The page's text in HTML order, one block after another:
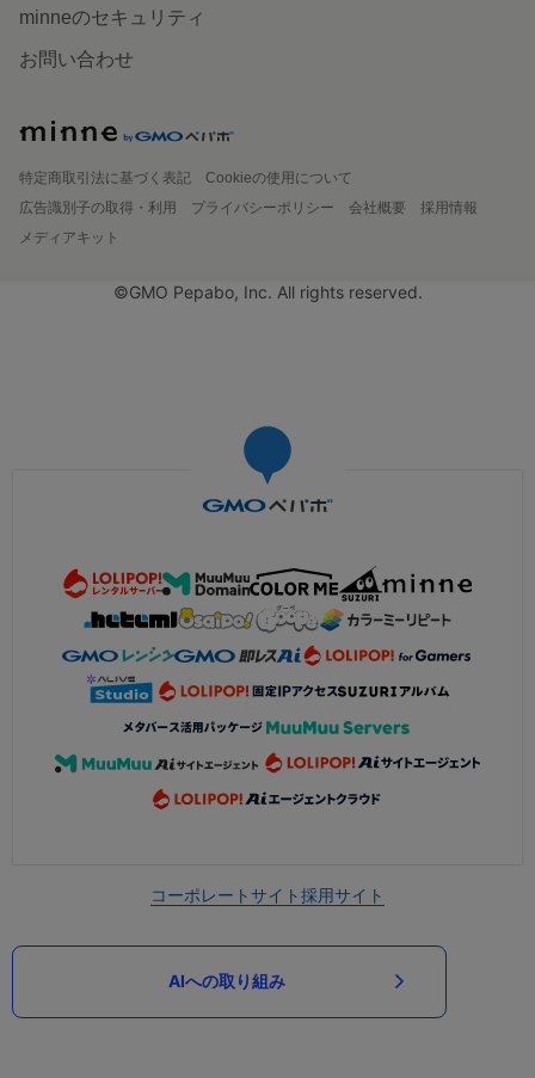
minneのセキュリティ
お問い合わせ
特定商取引法に基づく表記
Cookieの使用について
広告識別子の取得・利用
プライバシーポリシー 会社概要
採用情報
メディアキット
©GMO Pepabo, Inc. All rights reserved.
コーポレートサイト採用サイト
AIへの取り組み